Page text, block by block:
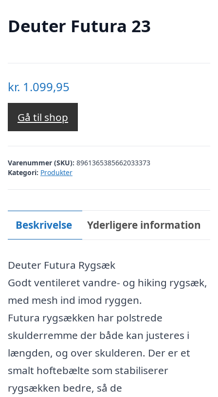
Deuter Futura 23
kr. 1.099,95
Gå til shop
Varenummer (SKU): 8961365385662033373
Kategori: Produkter
Beskrivelse Yderligere information
Deuter Futura Rygsæk
Godt ventileret vandre- og hiking rygsæk,
med mesh ind imod ryggen.
Futura rygsækken har polstrede
skulderremme der både kan justeres i
længden, og over skulderen. Der er et
smalt hoftebælte som stabiliserer
rygsækken bedre, så de